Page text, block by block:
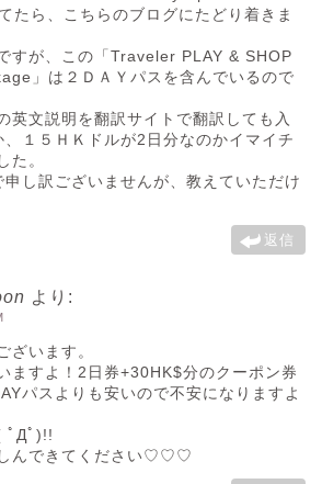
たら、こちらのブログにたどり着きま
すが、この「Traveler PLAY & SHOP
」は２ＤＡＹパスを含んでいるので
英文説明を翻訳サイトで翻訳しても入
１５ＨＫドルが2日分なのかイマイチ
た。
し訳ございませんが、教えていただけ
返信
より:
ざいます。
ますよ！2日券+30HK$分のクーポン券
パスよりも安いので不安になりますよ
ﾟДﾟ)!!
んできてください♡♡♡